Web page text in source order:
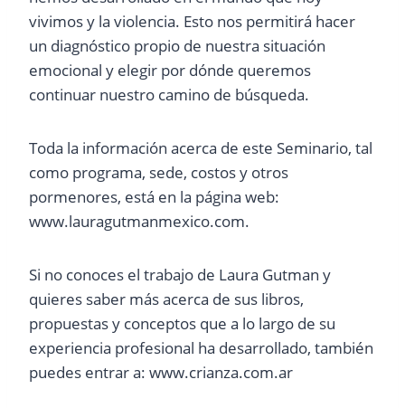
vivimos y la violencia. Esto nos permitirá hacer
un diagnóstico propio de nuestra situación
emocional y elegir por dónde queremos
continuar nuestro camino de búsqueda.
Toda la información acerca de este Seminario, tal
como programa, sede, costos y otros
pormenores, está en la página web:
www.lauragutmanmexico.com.
Si no conoces el trabajo de Laura Gutman y
quieres saber más acerca de sus libros,
propuestas y conceptos que a lo largo de su
experiencia profesional ha desarrollado, también
puedes entrar a: www.crianza.com.ar